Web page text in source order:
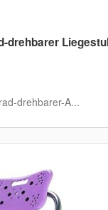
drehbarer
drehbarer-A...